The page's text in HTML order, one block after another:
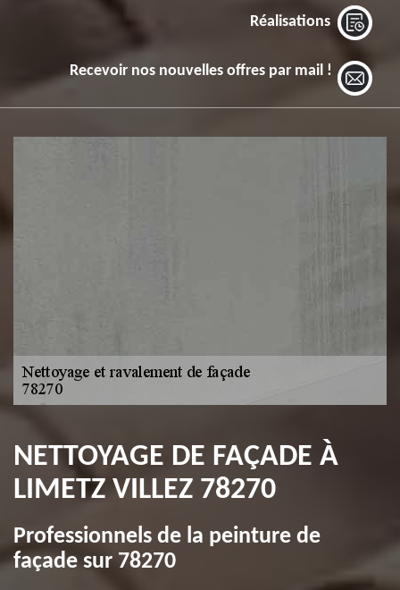
Réalisations
Recevoir nos nouvelles offres par mail !
NETTOYAGE DE FAÇADE À
LIMETZ VILLEZ 78270
Professionnels de la peinture de
façade sur 78270